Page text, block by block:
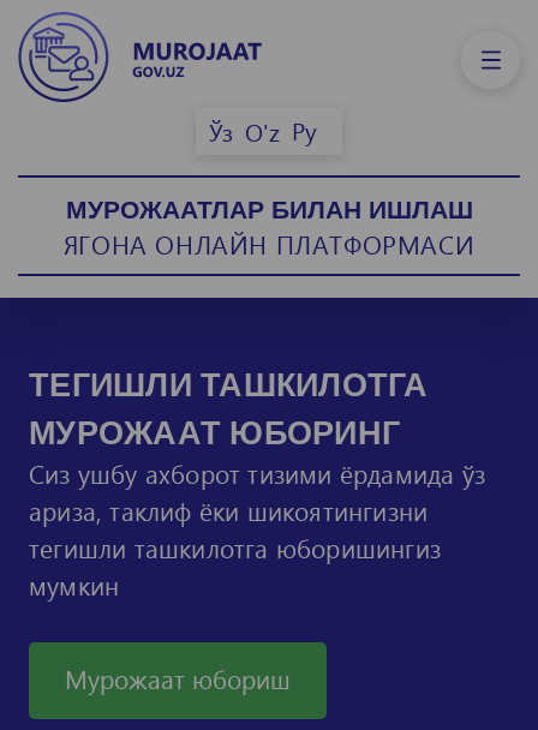
МУРОЖААТЛАР БИЛАН ИШЛАШ
ЯГОНА ОНЛАЙН ПЛАТФОРМАСИ
Ўз O'z Ру
ТЕГИШЛИ ТАШКИЛОТГА
МУРОЖААТ ЮБОРИНГ
Сиз ушбу ахборот тизими ёрдамида ўз
ариза, таклиф ёки шикоятингизни
тегишли ташкилотга юборишингиз
мумкин
Мурожаат юбориш